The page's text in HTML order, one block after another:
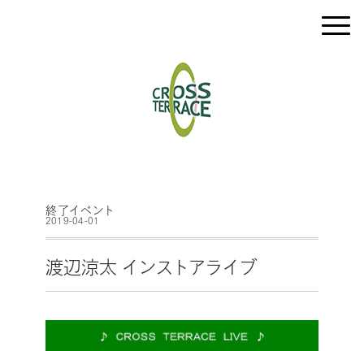
終了イベント
2019-04-01
渡辺涼太 インストアライブ